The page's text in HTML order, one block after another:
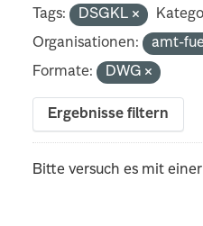
Tags: DSGKL
Organisationen:
amt-
Formate:
DWG
Ergebnisse filtern
Bitte versuch es mit